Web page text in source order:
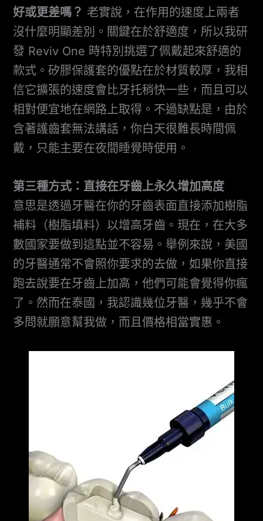
好或更差嗎？ 老實說，在作用的速度上兩者
沒什麼明顯差別。關鍵在於舒適度，所以我研
發 Reviv One 時特別挑選了佩戴起來舒適的
款式。矽膠保護套的優點在於材質較厚，我相
信它擴張的速度會比牙托稍快一些，而且可以
相對便宜地在網路上取得。不過缺點是，由於
含著護齒套無法講話，你白天很難長時間佩
戴，只能主要在夜間睡覺時使用。
第三種方式：直接在牙齒上永久增加高度
意思是透過牙醫在你的牙齒表面直接添加樹脂
補料（樹脂填料）以增高牙齒。現在，在大多
數國家要做到這點並不容易。舉例來說，美國
的牙醫通常不會照你要求的去做，如果你直接
跑去說要在牙齒上加高，他們可能會覺得你瘋
了。然而在泰國，我認識幾位牙醫，幾乎不會
多問就願意幫我做，而且價格相當實惠。